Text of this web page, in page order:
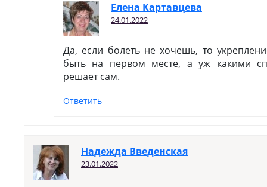
Елена Картавцева
24.01.2022
Да, если болеть не хочешь, то
быть на первом месте, а уж какими
решает сам.
Ответить
Надежда Введенская
23.01.2022